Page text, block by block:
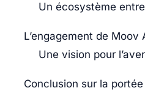
Un écosystème
L’engagement de
Une vision pour
Conclusion sur la